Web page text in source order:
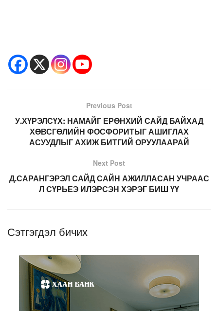
Previous Post
У.ХҮРЭЛСҮХ: НАМАЙГ ЕРӨНХИЙ САЙД БАЙХАД
ХӨВСГӨЛИЙН ФОСФОРИТЫГ АШИГЛАХ
АСУУДЛЫГ АХИЖ БИТГИЙ ОРУУЛААРАЙ
Next Post
Д.САРАНГЭРЭЛ САЙД САЙН АЖИЛЛАСАН УЧРААС
Л СҮРЬЕЭ ИЛЭРСЭН ХЭРЭГ БИШ ҮҮ
Сэтгэгдэл бичих